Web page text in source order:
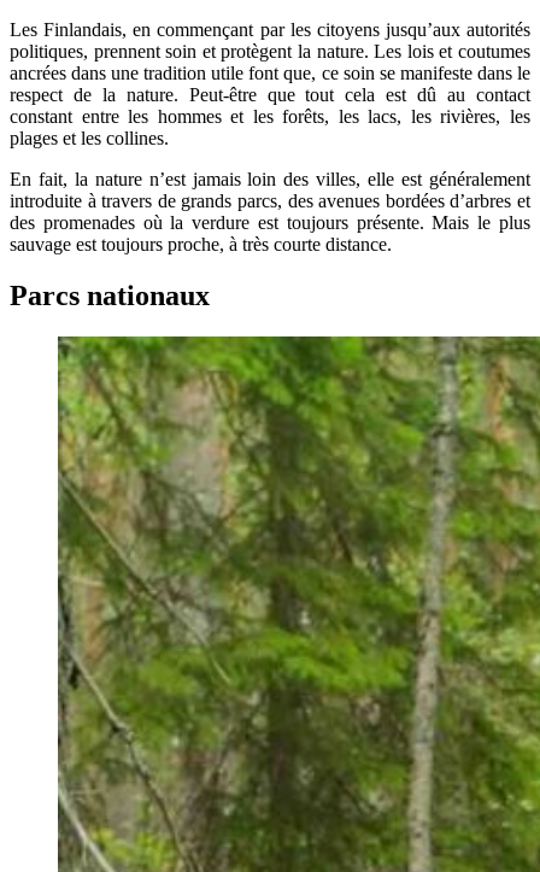
Les Finlandais, en commençant par les citoyens jusqu’aux autorités
politiques, prennent soin et protègent la nature. Les lois et coutumes
ancrées dans une tradition utile font que, ce soin se manifeste dans le
respect de la nature. Peut-être que tout cela est dû au contact
constant entre les hommes et les forêts, les lacs, les rivières, les
plages et les collines.
En fait, la nature n’est jamais loin des villes, elle est généralement
introduite à travers de grands parcs, des avenues bordées d’arbres et
des promenades où la verdure est toujours présente. Mais le plus
sauvage est toujours proche, à très courte distance.
Parcs nationaux